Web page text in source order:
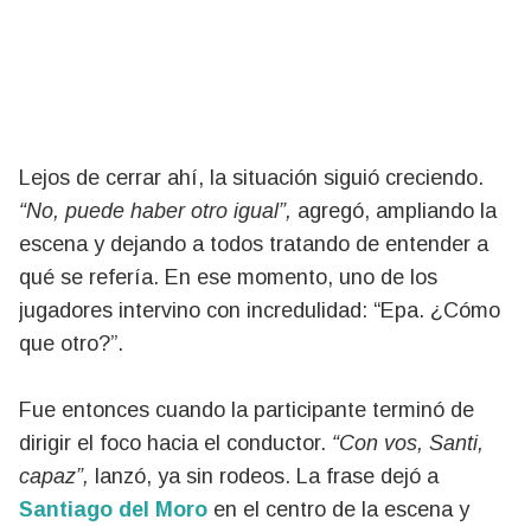
Lejos de cerrar ahí, la situación siguió creciendo.
“No, puede haber otro igual”, agregó, ampliando la
escena y dejando a todos tratando de entender a
qué se refería. En ese momento, uno de los
jugadores intervino con incredulidad: “Epa. ¿Cómo
que otro?”.
Fue entonces cuando la participante terminó de
dirigir el foco hacia el conductor. “Con vos, Santi,
capaz”, lanzó, ya sin rodeos. La frase dejó a
Santiago del Moro en el centro de la escena y